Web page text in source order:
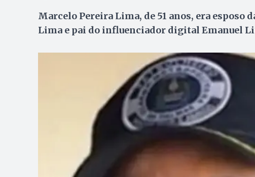
Marcelo Pereira Lima, de 51 anos, era
Lima e pai do influenciador digital Emanuel